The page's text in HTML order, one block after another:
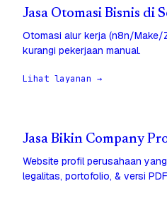
Jasa Otomasi Bisnis di
Otomasi alur kerja (n8n/Make/
kurangi pekerjaan manual.
Lihat layanan →
Jasa Bikin Company
Website profil perusahaan
legalitas, portofolio, & versi